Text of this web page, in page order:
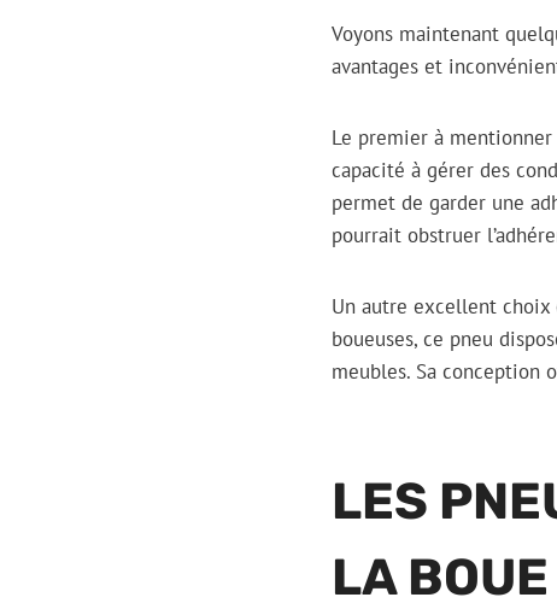
Voyons maintenant
avantages et
Le premier à
capacité à gérer des
permet de garder une
pourrait obstruer
Un autre excellent choix
boueuses, ce pneu
meubles. Sa conception
LES
LA BOUE